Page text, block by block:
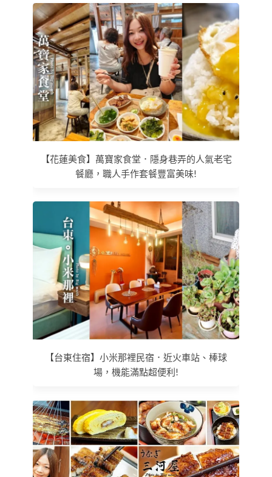
【花蓮美食】萬寶家食堂．隱身巷弄的人氣老宅
餐廳，職人手作套餐豐富美味!
【台東住宿】小米那裡民宿．近火車站、棒球
場，機能滿點超便利!